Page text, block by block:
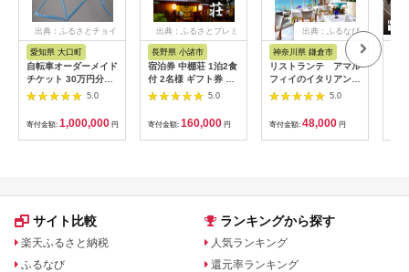
出典：ふるさとチョイ
愛知県 大口町
自転車オーダーメイド
チケット 30万円分
【1360365】
5.0
寄付金額: 1,000,000 円
出典：ふるさとプレミ
長野県 小諸市
宿泊券 中棚荘 1泊2食
付 2名様 ギフト券 チ
ケット 券 宿泊 旅行
5.0
寄付金額: 160,000 円
出典：ふるなび
神奈川県 鎌倉市
リストランテ アマル
フィイのイタリアンデ
ィナーコースA ペア
5.0
寄付金額: 48,000 円
サイト比較
楽天ふるさと納税
ふるなび
ランキングから探す
人気ランキング
還元率ランキング